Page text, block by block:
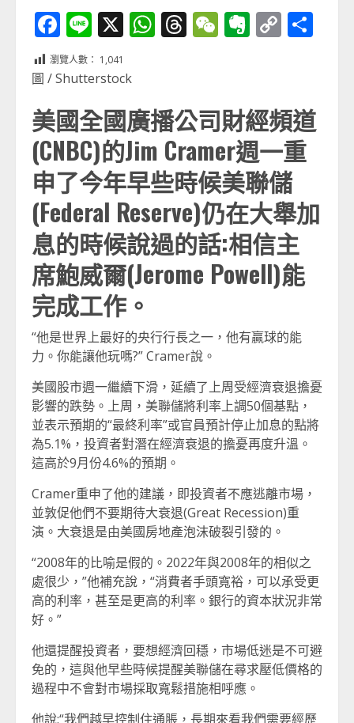
Facebook
Line
X WhatsApp
Threads
WeChat
Evernote
Copy
瀏覽人數： 1,041
圖 / Shutterstock
美國全國廣播公司財經頻道
(CNBC)的Jim Cramer週一重
申了今年早些時候美聯儲
(Federal Reserve)仍在大舉加
息的時候說過的話:相信主
席鮑威爾(Jerome Powell)能
完成工作。
“他是世界上最好的央行行長之一，他有贏球的能
力。你能讓他玩嗎?” Cramer說。
美國股市週一繼續下滑，延續了上周受經濟衰退擔憂
影響的跌勢。上周，美聯儲將利率上調50個基點，
並表示預期的“最終利率”或官員預計停止加息的點將
為5.1%，投資者對潛在經濟衰退的擔憂再度升溫。
這高於9月份4.6%的預期。
Cramer重申了他的建議，即投資者不應逃離市場，
並敦促他們不要期待大衰退(Great Recession)重
演。大衰退是由美國房地產泡沫破裂引發的。
“2008年的比喻是假的。2022年與2008年的相似之
處很少，”他補充說，“消費者手頭寬裕，可以承受更
高的利率，甚至是更高的利率。銀行的資本狀況非常
好。”
他還提醒投資者，要想經濟回穩，市場低迷是不可避
免的，這與他早些時候提醒美聯儲在尋求壓低價格的
過程中不會對市場採取寬鬆措施相呼應。
他說:“我們越早控制住通脹，長期來看我們需要經歷